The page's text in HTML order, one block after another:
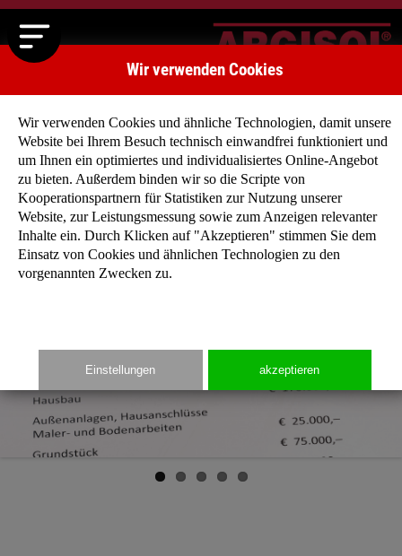
Wir verwenden Cookies
Wir verwenden Cookies und ähnliche Technologien, damit unsere
Website bei Ihrem Besuch technisch einwandfrei funktioniert und
um Ihnen ein optimiertes und individualisiertes Online-Angebot
zu bieten. Außerdem binden wir so die Scripte von
Kooperationspartnern für Statistiken zur Nutzung unserer
Website, zur Leistungsmessung sowie zum Anzeigen relevanter
Inhalte ein. Durch Klicken auf "Akzeptieren" stimmen Sie dem
Einsatz von Cookies und ähnlichen Technologien zu den
vorgenannten Zwecken zu.
Einstellungen akzeptieren